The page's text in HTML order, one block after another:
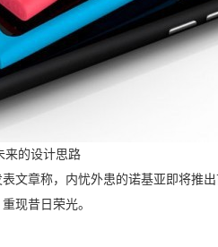
来的设计思路
文章称，内忧外患的诺基亚即将推
现昔日荣光。